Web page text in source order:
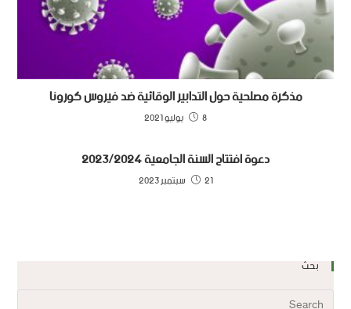
مذكرة مصلحية حول التدابير الوقائية ضد فيروس كورونا
8 يوليو 2021
دعوة افتتاح السنة الجامعية 2023/2024
21 سبتمبر 2023
بحث